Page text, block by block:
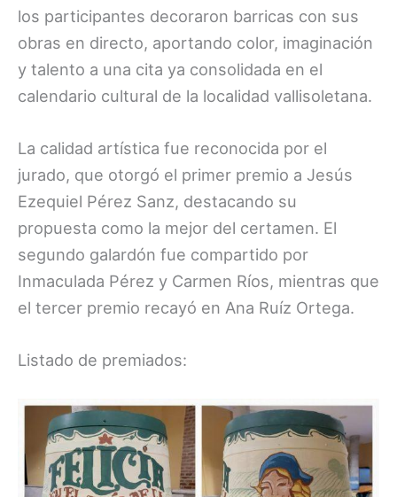
los participantes decoraron barricas con sus
obras en directo, aportando color, imaginación
y talento a una cita ya consolidada en el
calendario cultural de la localidad vallisoletana.
La calidad artística fue reconocida por el
jurado, que otorgó el primer premio a Jesús
Ezequiel Pérez Sanz, destacando su
propuesta como la mejor del certamen. El
segundo galardón fue compartido por
Inmaculada Pérez y Carmen Ríos, mientras que
el tercer premio recayó en Ana Ruíz Ortega.
Listado de premiados: